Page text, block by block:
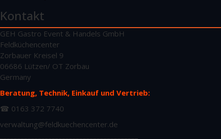
Kontakt
GEH Gastro Event & Handels GmbH
Feldküchencenter
Zorbauer Kreisel 9
06686 Lützen/ OT Zorbau
Germany
Beratung, Technik, Einkauf und Vertrieb:
☎ 0163 372 7740
verwaltung@feldkuechencenter.de